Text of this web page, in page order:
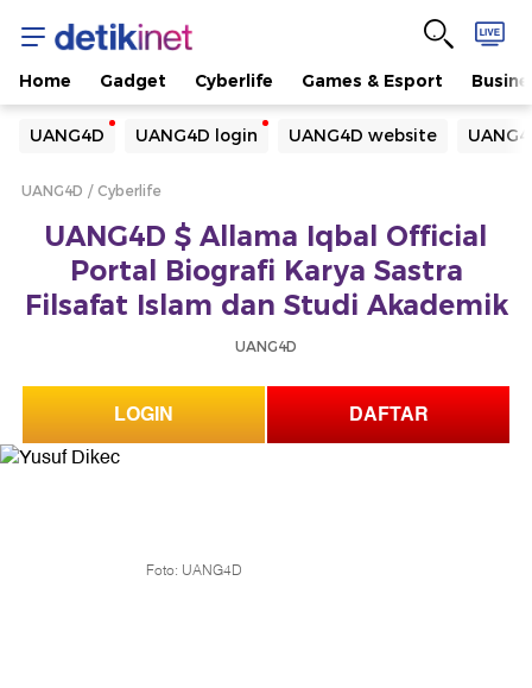
Home Gadget Cyberlife Games & Esport
UANG4D UANG4D login UANG4D website
Yang sedang ramai dicari
Loading...
Loading...
UANG4D Cyberlife
UANG4D $ Allama Iqbal Official
Portal Biografi Karya Sastra
Filsafat Islam dan Studi Akademik
UANG4D
LOGIN DAFTAR
Foto: UANG4D